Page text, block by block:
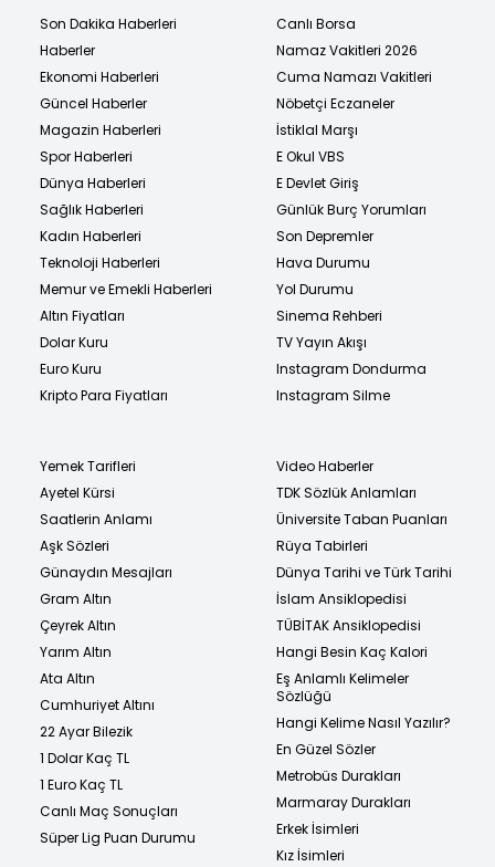
Son Dakika Haberleri
Haberler
Ekonomi Haberleri
Güncel Haberler
Magazin Haberleri
Spor Haberleri
Dünya Haberleri
Sağlık Haberleri
Kadın Haberleri
Teknoloji Haberleri
Memur ve Emekli Haberleri
Altın Fiyatları
Dolar Kuru
Euro Kuru
Kripto Para Fiyatları
Canlı Borsa
Namaz Vakitleri 2026
Cuma Namazı Vakitleri
Nöbetçi Eczaneler
İstiklal Marşı
E Okul VBS
E Devlet Giriş
Günlük Burç Yorumları
Son Depremler
Hava Durumu
Yol Durumu
Sinema Rehberi
TV Yayın Akışı
Instagram Dondurma
Instagram Silme
Yemek Tarifleri
Ayetel Kürsi
Saatlerin Anlamı
Aşk Sözleri
Günaydın Mesajları
Gram Altın
Çeyrek Altın
Yarım Altın
Ata Altın
Cumhuriyet Altını
22 Ayar Bilezik
1 Dolar Kaç TL
1 Euro Kaç TL
Canlı Maç Sonuçları
Süper Lig Puan Durumu
Video Haberler
TDK Sözlük Anlamları
Üniversite Taban Puanları
Rüya Tabirleri
Dünya Tarihi ve Türk Tarihi
İslam Ansiklopedisi
TÜBİTAK Ansiklopedisi
Hangi Besin Kaç Kalori
Eş Anlamlı Kelimeler
Sözlüğü
Hangi Kelime Nasıl Yazılır?
En Güzel Sözler
Metrobüs Durakları
Marmaray Durakları
Erkek İsimleri
Kız İsimleri